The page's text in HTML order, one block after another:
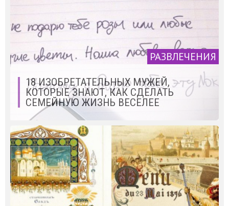
РАЗВЛЕЧЕНИЯ
18 ИЗОБРЕТАТЕЛЬНЫХ МУЖЕЙ,
КОТОРЫЕ ЗНАЮТ, КАК СДЕЛАТЬ
СЕМЕЙНУЮ ЖИЗНЬ ВЕСЕЛЕЕ